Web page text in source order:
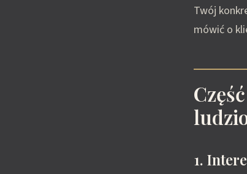
Twój
mówić o
1.